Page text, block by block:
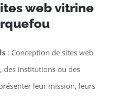
web vitrine
: Conception de sites web
des institutions ou des
leur mission, leurs